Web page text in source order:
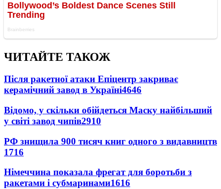
ЧИТАЙТЕ ТАКОЖ
Після ракетної атаки Епіцентр закриває
керамічний завод в Україні4646
Відомо, у скільки обійдеться Маску найбільший
у світі завод чипів2910
РФ знищила 900 тисяч книг одного з видавництв
1716
Німеччина показала фрегат для боротьби з
ракетами і субмаринами1616